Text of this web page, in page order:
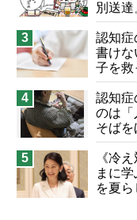
別送達
3
認知症
書けな
子を救
の言葉
4
認知症
のは「
そばを
子が血
5
《冷
まに学
を夏